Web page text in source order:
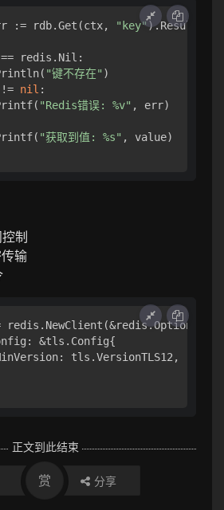
:= rdb.Get(ctx, "key"
redis.Nil:
"键不存在"
nil :
"Redis错误: %v"
"获取到值: %s" , value)
制
输
&tls.Config{
tls.VersionTLS12,
正文到此结束
赏 分享